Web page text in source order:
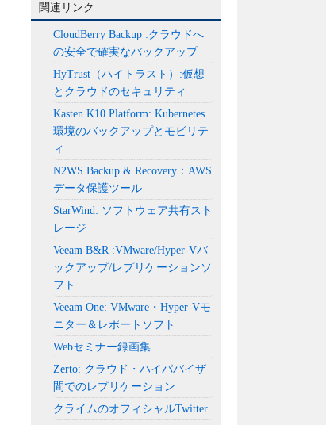
関連リンク
CloudBerry Backup :クラウドへ
の安全で確実なバックアップ
HyTrust（ハイトラスト）:仮想
とクラウドのセキュリティ
Kasten K10 Platform: Kubernetes
環境のバックアップとモビリテ
ィ
N2WS Backup & Recovery：AWS
データ保護ツール
StarWind: ソフトウェア共有スト
レージ
Veeam B&R :VMware/Hyper-Vバ
ックアップ/レプリケーションソ
フト
Veeam One: VMware・Hyper-Vモ
ニター＆レポートソフト
Webセミナー録画集
Zerto: クラウド・ハイパバイザ
間でのレプリケーション
クライムのオフィシャルTwitter